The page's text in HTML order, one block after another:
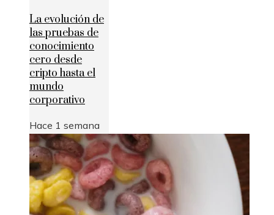
La evolución de
las pruebas de
conocimiento
cero desde
cripto hasta el
mundo
corporativo
Hace 1 semana